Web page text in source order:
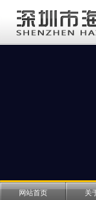
网站首页 关